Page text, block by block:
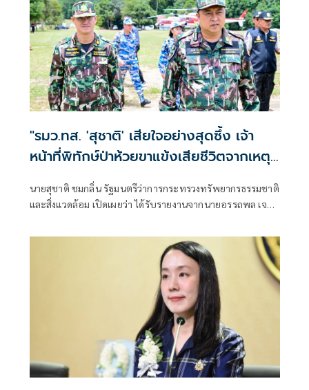
"รมว.ทส. 'สุชาติ' เสียใจอย่างสุดซึ้ง เจ้า
หน้าที่พิทักษ์ป่าห้วยขาแข้งเสียชีวิตจากเหตุ
ถูกสัตว์ป่าทำร้าย สั่งดูแลครอบครัวเต็มที่
พร้อมยกระดับมาตรการความปลอดภัยเจ้า
นายสุชาติ ชมกลิ่น รัฐมนตรีว่าการกระทรวงทรัพยากรธรรมชาติ
และสิ่งแวดล้อม เปิดเผยว่า ได้รับรายงานจากนายอรรถพล เจริญ
ยศักรินทร์ วิชาจารย์ พนักงานราชการ สังกัดเขตรักษาพันธุ์สัตว์
ป่าห้วยขาแข้ง เสียชีวิตจากเหตุถูกสัตว์ป่าทำร้าย ระหว่างปฏิบัติ